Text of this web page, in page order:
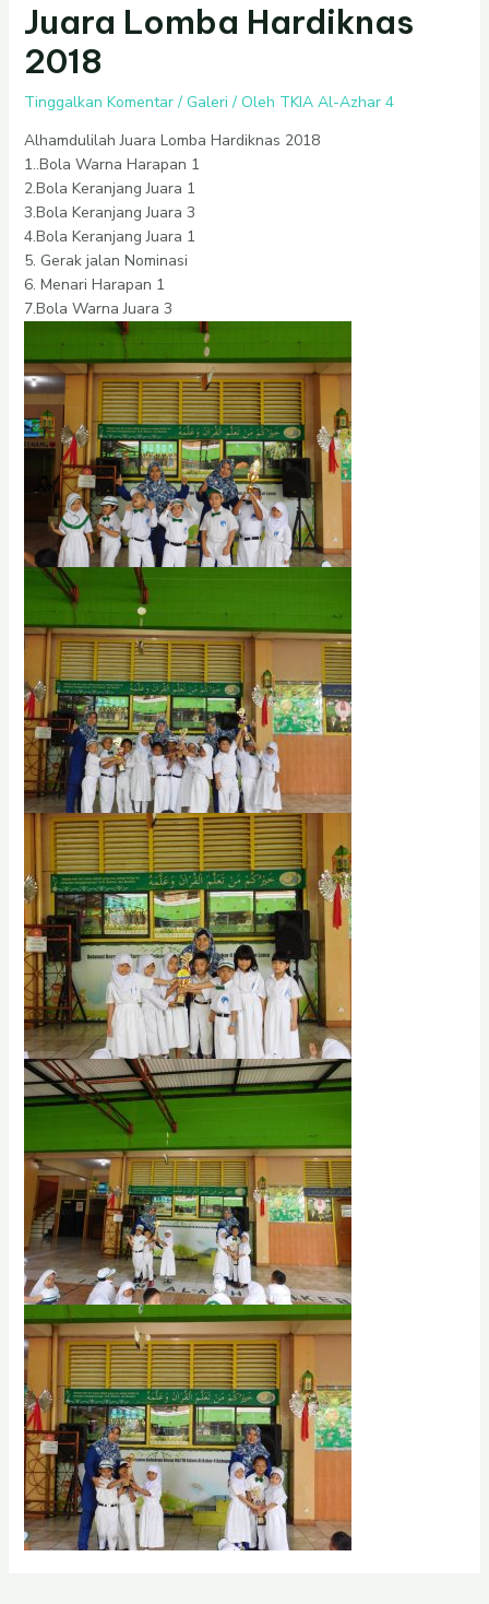
Juara Lomba Hardiknas
2018
Tinggalkan Komentar / Galeri / Oleh TKIA Al-Azhar 4
Alhamdulilah Juara Lomba Hardiknas 2018
1..Bola Warna Harapan 1
2.Bola Keranjang Juara 1
3.Bola Keranjang Juara 3
4.Bola Keranjang Juara 1
5. Gerak jalan Nominasi
6. Menari Harapan 1
7.Bola Warna Juara 3